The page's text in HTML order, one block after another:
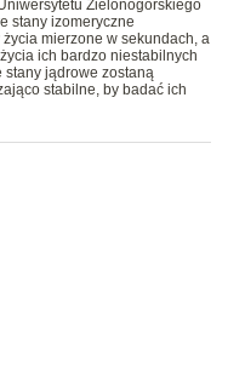
Zielonogórskiego
stany izomeryczne
mierzone w sekundach, a
ich bardzo niestabilnych
stany jądrowe zostaną
stabilne, by badać ich